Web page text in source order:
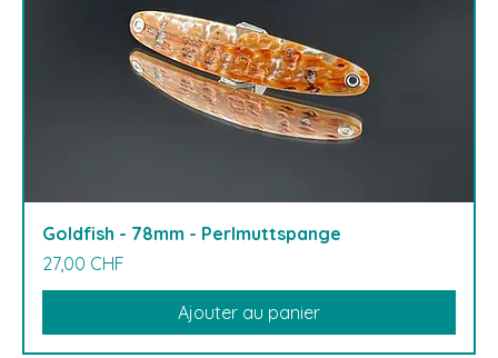
Goldfish - 78mm - Perlmuttspange
Prix
27,00 CHF
Ajouter au panier